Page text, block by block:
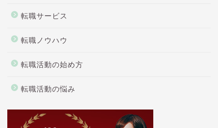
転職サービス
転職ノウハウ
転職活動の始め方
転職活動の悩み